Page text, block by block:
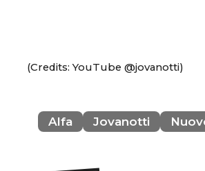
(Credits: YouTube @jovanotti)
Alfa Jovanotti